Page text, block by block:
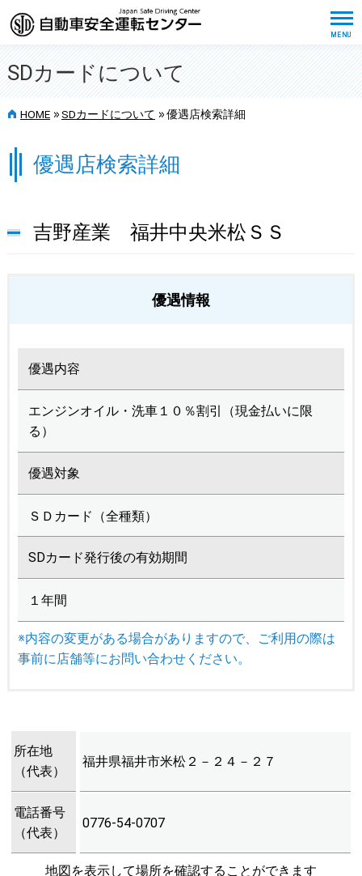
SDカードについて
HOME >> SDカードについて >> 優遇店検索詳細
優遇店検索詳細
吉野産業 福井中央米松ＳＳ
優遇情報
優遇内容
エンジンオイル・洗車１０％割引（現金払いに限
る）
優遇対象
ＳＤカード（全種類）
SDカード発行後の有効期間
１年間
※内容の変更がある場合がありますので、ご利用の際は
事前に店舗等にお問い合わせください。
所在地
（代表）
福井県福井市米松２－２４－２７
電話番号
（代表）
0776-54-0707
地図を表示して場所を確認することができます